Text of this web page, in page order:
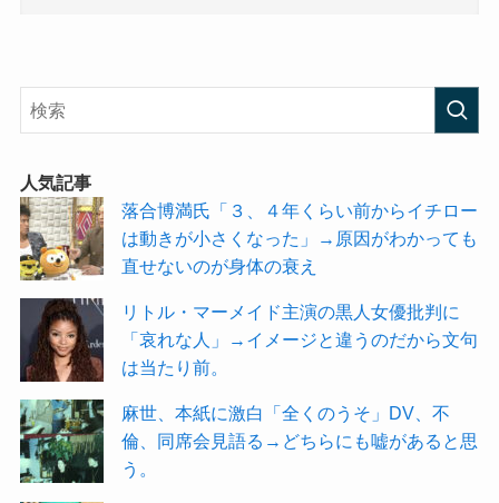
人気記事
落合博満氏「３、４年くらい前からイチロー
は動きが小さくなった」→原因がわかっても
直せないのが身体の衰え
リトル・マーメイド主演の黒人女優批判に
「哀れな人」→イメージと違うのだから文句
は当たり前。
麻世、本紙に激白「全くのうそ」DV、不
倫、同席会見語る→どちらにも嘘があると思
う。